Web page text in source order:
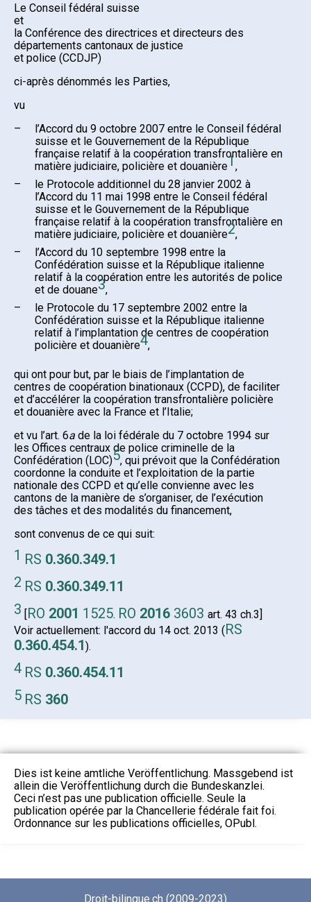
Le Conseil fédéral suisse
et
la Conférence des directrices et directeurs des
départements cantonaux de justice
et police (CCDJP)
ci-après dénommés les Parties,
vu
–
l’Accord du 9 octobre 2007 entre le Conseil fédéral
suisse et le Gouvernement de la République
française relatif à la coopération transfrontalière en
matière judiciaire, policière et douanière1,
–
le Protocole additionnel du 28 janvier 2002 à
l’Accord du 11 mai 1998 entre le Conseil fédéral
suisse et le Gouvernement de la République
française relatif à la coopération transfrontalière en
matière judiciaire, policière et douanière2,
–
l’Accord du 10 septembre 1998 entre la
Confédération suisse et la République italienne
relatif à la coopération entre les autorités de police
et de douane3,
–
le Protocole du 17 septembre 2002 entre la
Confédération suisse et la République italienne
relatif à l’implantation de centres de coopération
policière et douanière4,
qui ont pour but, par le biais de l’implantation de
centres de coopération binationaux (CCPD), de faciliter
et d’accélérer la coopération transfrontalière policière
et douanière avec la France et l’Italie;
et vu l’art. 6a de la loi fédérale du 7 octobre 1994 sur
les Offices centraux de police criminelle de la
Confédération (LOC)5, qui prévoit que la Confédération
coordonne la conduite et l’exploitation de la partie
nationale des CCPD et qu’elle convienne avec les
cantons de la manière de s’organiser, de l’exécution
des tâches et des modalités du financement,
sont convenus de ce qui suit:
1 RS 0.360.349.1
2 RS 0.360.349.11
3 [RO 2001 1525. RO 2016 3603 art. 43 ch.3]
Voir actuellement: l'accord du 14 oct. 2013 (RS
0.360.454.1).
4 RS 0.360.454.11
5 RS 360
Dies ist keine amtliche Veröffentlichung. Massgebend ist
allein die Veröffentlichung durch die Bundeskanzlei.
Ceci n’est pas une publication officielle. Seule la
publication opérée par la Chancellerie fédérale fait foi.
Ordonnance sur les publications officielles, OPubl.
Droit-bilingue.ch (2009-2023)